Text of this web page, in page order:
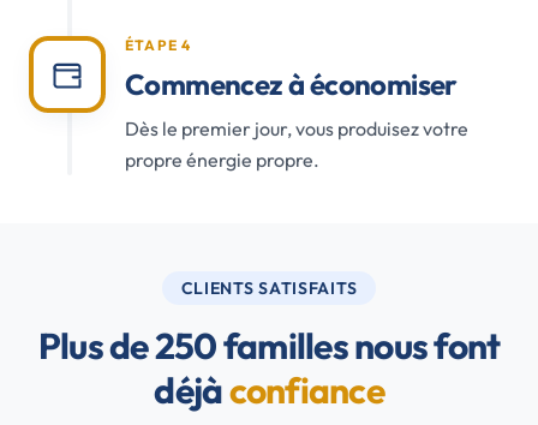
ÉTAPE 4
Commencez à économiser
Dès le premier jour, vous produisez votre
propre énergie propre.
CLIENTS SATISFAITS
Plus de 250 familles nous font
déjàconfiance